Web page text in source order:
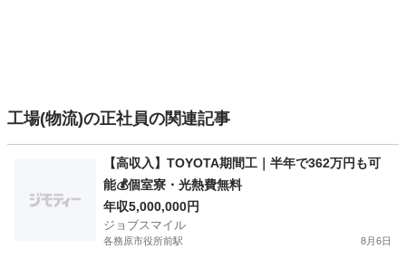
工場(物流)の正社員の関連記事
【高収入】TOYOTA期間工｜半年で362万円も可
能💰個室寮・光熱費無料
年収5,000,000円
ジョブスマイル
各務原市役所前駅 8月6日